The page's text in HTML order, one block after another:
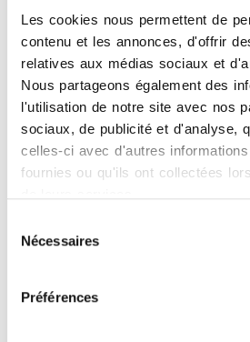
Les cookies nous permettent de
contenu et les annonces, d'offrir
relatives aux médias sociaux et
Nous partageons également des
l'utilisation de notre site avec nos
sociaux, de publicité et d'analyse,
celles-ci avec d'autres
fournies ou qu'ils ont collectées
Nécessaires
Préférences
radiologues surspécialisés
Vidi interprètent les
et bienveillance. À Elne, le
d'imagerie conjugue
technologique, confort et
Votre IRM à Elne
L'IRM, ou imagerie par
magnétique, est un
des images détaillées des